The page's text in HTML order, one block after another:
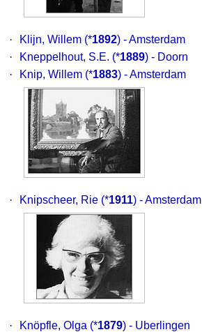
· Klijn, Willem (*1892) - Amsterdam
·
Kneppelhout, S.E. (*1889) - Doorn
·
Knip, Willem (*1883) - Amsterdam
· Knipscheer, Rie (*1911) - Amsterdam
· Knöpfle, Olga (*1879) - Uberlingen